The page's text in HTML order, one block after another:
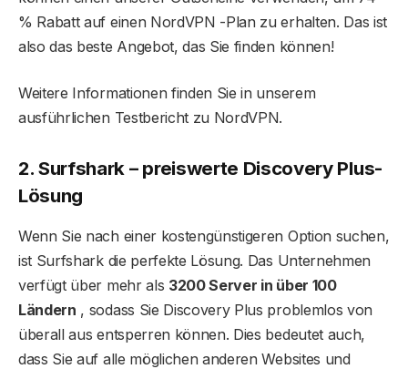
% Rabatt auf einen NordVPN -Plan zu erhalten. Das ist
also das beste Angebot, das Sie finden können!
Weitere Informationen finden Sie in unserem
ausführlichen Testbericht zu NordVPN.
2. Surfshark – preiswerte Discovery Plus-
Lösung
Wenn Sie nach einer kostengünstigeren Option suchen,
ist Surfshark die perfekte Lösung. Das Unternehmen
verfügt über mehr als 3200 Server in über 100
Ländern , sodass Sie Discovery Plus problemlos von
überall aus entsperren können. Dies bedeutet auch,
dass Sie auf alle möglichen anderen Websites und